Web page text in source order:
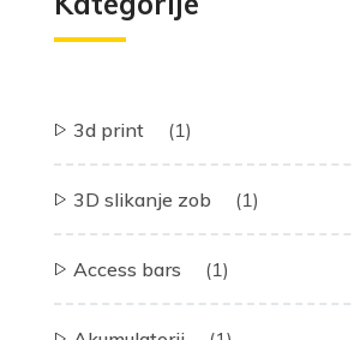
3d print (1)
3D slikanje zob (1)
Access bars (1)